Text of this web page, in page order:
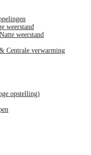
weerstand
weerstand
Centrale verwarming
opstelling)